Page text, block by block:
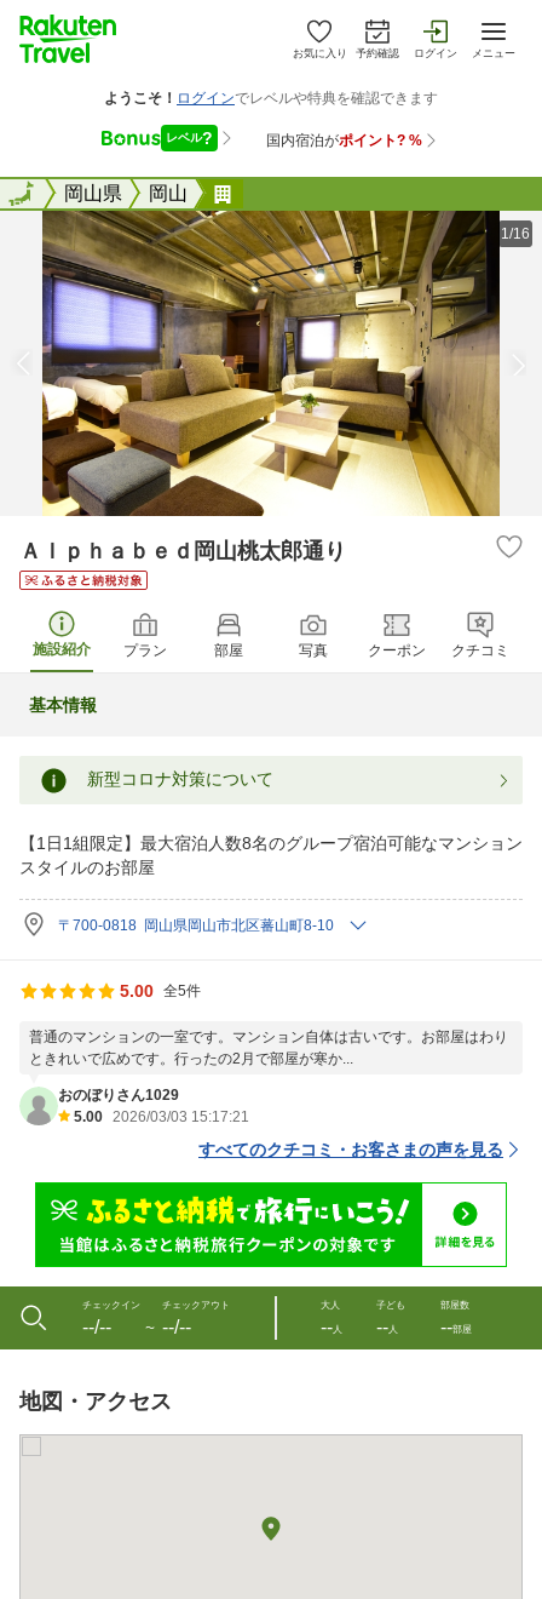
お気に入り 予約確認 ログイン メニュー
全国岡山県 岡山
全国
1/16
Ａｌｐｈａｂｅｄ岡山桃太郎通り
施設紹介 プラン 部屋 写真 クーポン クチコミ
基本情報
新型コロナ対策について
【1日1組限定】最大宿泊人数8名のグループ宿泊可能なマンション
スタイルのお部屋
〒700-0818 岡山県岡山市北区蕃山町8-10
5.00 全5件
普通のマンションの一室です。マンション自体は古いです。お部屋はわり
ときれいで広めです。行ったの2月で部屋が寒か...
おのぼりさん1029
5.00 2026/03/03 15:17:21
すべてのクチコミ・お客さまの声を見る
チェックイン
--/-- 〜
チェックアウト
--/--
大人
--人
子ども
--人
部屋数
--部屋
地図・アクセス